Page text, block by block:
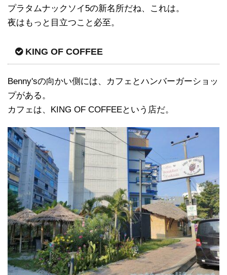
プラタムナックソイ5の新名所だね、これは。
夜はもっと目立つこと必至。
KING OF COFFEE
Benny'sの向かい側には、カフェとハンバーガーショッ
プがある。
カフェは、KING OF COFFEEという店だ。